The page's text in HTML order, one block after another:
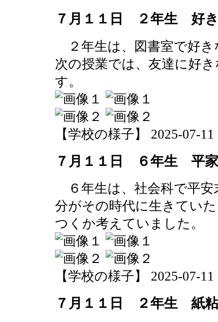
７月１１日 ２年生 好
２年生は、図書室で好
次の授業では、友達に好
す。
【学校の様子】 2025-07-
７月１１日 ６年生 平家
６年生は、社会科で平安
分がその時代に生きてい
つくか考えていました。
【学校の様子】 2025-07-
７月１１日 ２年生 紙